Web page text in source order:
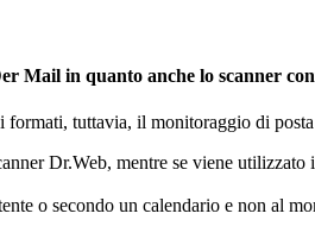
Mail in quanto anche lo scanner
tuttavia, il monitoraggio di
Dr.Web, mentre se viene
o secondo un calendario e non al